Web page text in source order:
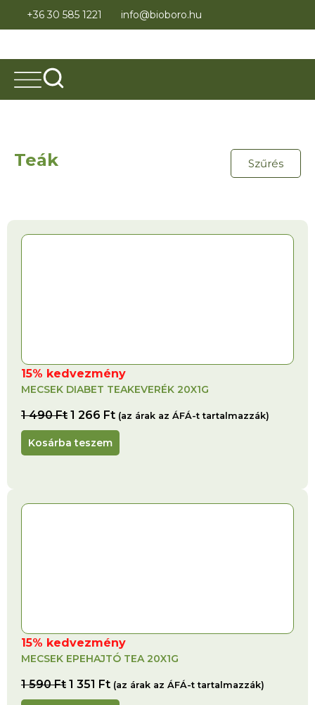
+36 30 585 1221 info@bioboro.hu
Teák Szűrés
15% kedvezmény
MECSEK DIABET TEAKEVERÉK 20X1G
1 490Ft 1 266 Ft (az árak az ÁFÁ-t tartalmazzák)
Kosárba teszem
15% kedvezmény
MECSEK EPEHAJTÓ TEA 20X1G
1 590Ft 1 351 Ft (az árak az ÁFÁ-t tartalmazzák)